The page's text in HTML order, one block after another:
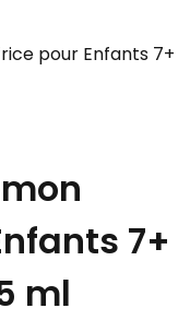
pour Enfants 7+
7+
ml